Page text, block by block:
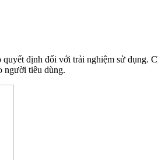
định đối với trải nghiệm sử dụng.
người tiêu dùng.